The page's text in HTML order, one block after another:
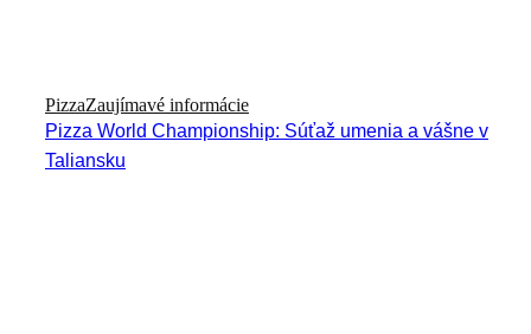
PizzaZaujímavé informácie
Pizza World Championship: Súťaž umenia a vášne v
Taliansku